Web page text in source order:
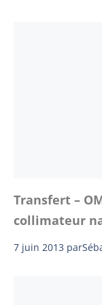
Transfert –
collimateur
7 juin 2013 par